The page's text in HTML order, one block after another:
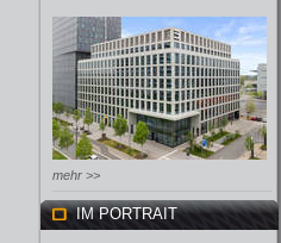
mehr >>
IM PORTRAIT